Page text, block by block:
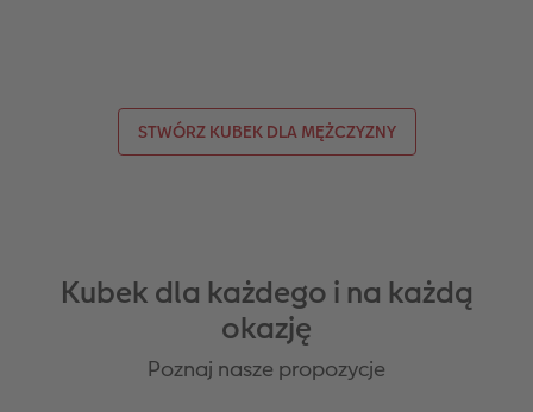
STWÓRZ KUBEK DLA MĘŻCZYZNY
Kubek dla każdego i na każdą
okazję
Poznaj nasze propozycje